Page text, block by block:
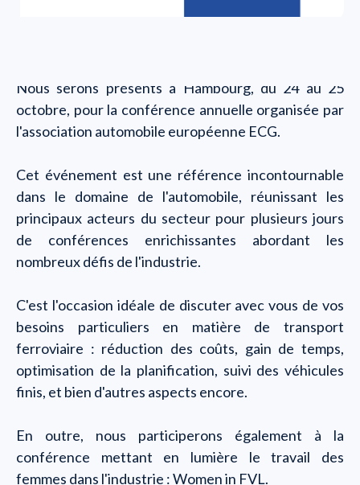
Nous serons présents à Hambourg, du 24 au 25
octobre, pour la conférence annuelle organisée par
l'association automobile européenne ECG.
Cet événement est une référence incontournable
dans le domaine de l'automobile, réunissant les
principaux acteurs du secteur pour plusieurs jours
de conférences enrichissantes abordant les
nombreux défis de l'industrie.
C'est l'occasion idéale de discuter avec vous de vos
besoins particuliers en matière de transport
ferroviaire : réduction des coûts, gain de temps,
optimisation de la planification, suivi des véhicules
finis, et bien d'autres aspects encore.
En outre, nous participerons également à la
conférence mettant en lumière le travail des
femmes dans l'industrie : Women in FVL.